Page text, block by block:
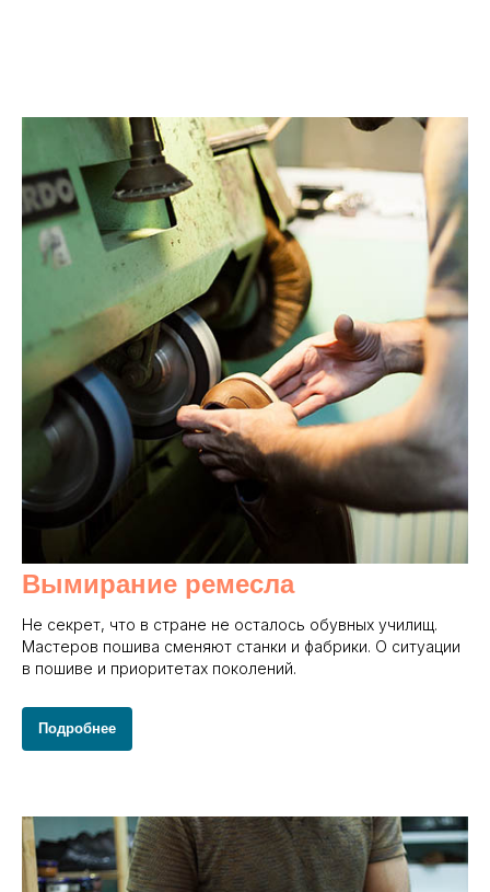
Вымирание ремесла
Не секрет, что в стране не осталось обувных училищ.
Мастеров пошива сменяют станки и фабрики. О ситуации
в пошиве и приоритетах поколений.
Подробнее